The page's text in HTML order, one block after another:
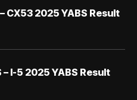
CX53 2025 YABS Result
– I-5 2025 YABS Result